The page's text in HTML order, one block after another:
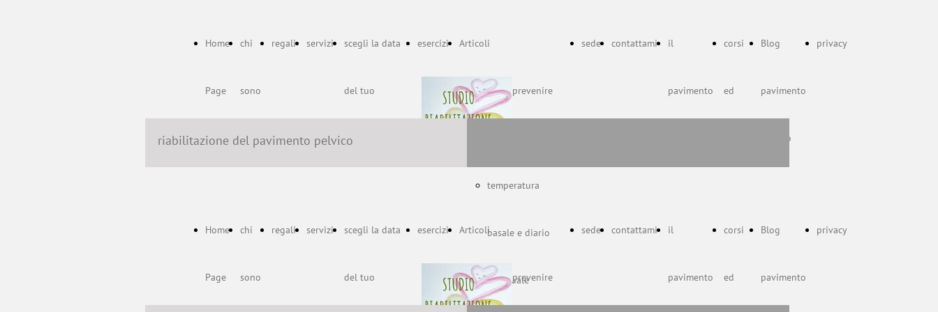
Home
Page
chi
sono
regali servizi scegli la data
del tuo
appuntamento
esercizi Articoli
come prevenire
temperatura
basale e diario
mestruale
sede contattami il
pavimento
corsi
ed
Blog
pavimento
pelvico
privacy
riabilitazione del pavimento pelvico
Home
Page
chi
sono
regali servizi scegli la data
del tuo
esercizi Articoli
come prevenire
sede contattami il
pavimento
corsi
ed
Blog
pavimento
privacy